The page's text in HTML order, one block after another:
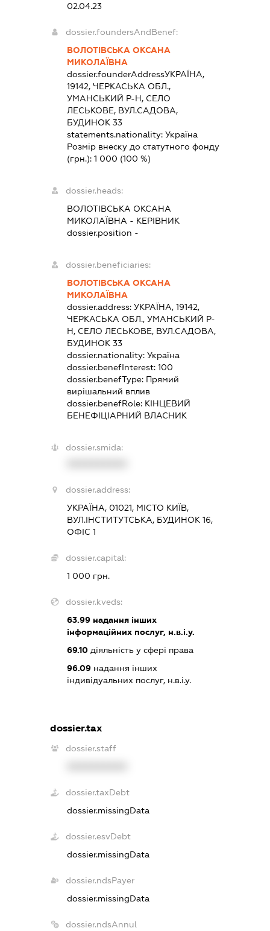
02.04.23
dossier.foundersAndBenef:
ВОЛОТІВСЬКА ОКСАНА
МИКОЛАЇВНА
dossier.founderAddressУКРАЇНА,
19142, ЧЕРКАСЬКА ОБЛ.,
УМАНСЬКИЙ Р-Н, СЕЛО
ЛЕСЬКОВЕ, ВУЛ.САДОВА,
БУДИНОК 33
statements.nationality: Україна
Розмір внеску до статутного фонду
(грн.): 1 000 (100 %)
dossier.heads:
ВОЛОТІВСЬКА ОКСАНА
МИКОЛАЇВНА - КЕРІВНИК
dossier.position -
dossier.beneficiaries:
ВОЛОТІВСЬКА ОКСАНА
МИКОЛАЇВНА
dossier.address: УКРАЇНА, 19142,
ЧЕРКАСЬКА ОБЛ., УМАНСЬКИЙ Р-
Н, СЕЛО ЛЕСЬКОВЕ, ВУЛ.САДОВА,
БУДИНОК 33
dossier.nationality: Україна
dossier.benefInterest: 100
dossier.benefType: Прямий
вирішальний вплив
dossier.benefRole: КІНЦЕВИЙ
БЕНЕФІЦІАРНИЙ ВЛАСНИК
dossier.smida:
dossier.address:
УКРАЇНА, 01021, МІСТО КИЇВ,
ВУЛ.ІНСТИТУТСЬКА, БУДИНОК 16,
ОФІС 1
dossier.capital:
1 000 грн.
dossier.kveds:
63.99надання інших
інформаційних послуг, н.в.і.у.
69.10діяльність у сфері права
96.09надання інших
індивідуальних послуг, н.в.і.у.
dossier.tax
dossier.staff
dossier.taxDebt
dossier.missingData
dossier.esvDebt
dossier.missingData
dossier.ndsPayer
dossier.missingData
dossier.ndsAnnul